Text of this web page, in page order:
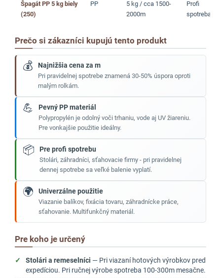
Špagát PP 5 kg biely
(250)
PP
5 kg / cca 1500-
2000m
Profi
spotreba
Prečo si zákazníci kupujú tento produkt
💰 Najnižšia cena za m
Pri pravidelnej spotrebe znamená 30-50% úspora oproti
malým rolkám.
💪 Pevný PP materiál
Polypropylén je odolný voči trhaniu, vode aj UV žiareniu.
Pre vonkajšie použitie ideálny.
📦 Pre profi spotrebu
Stolári, záhradníci, sťahovacie firmy - pri pravidelnej
dennej spotrebe sa veľké balenie vyplatí.
🌍 Univerzálne použitie
Viazanie balíkov, fixácia tovaru, záhradnícke práce,
sťahovanie. Multifunkčný materiál.
Pre koho je určený
Stolári a remeselníci — Pri viazaní hotových výrobkov pred
expedíciou. Pri ručnej výrobe spotreba 100-300m mesačne.